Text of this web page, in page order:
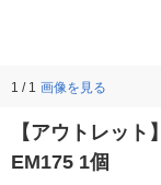
1 / 1 画像を見る
【アウトレッ
EM175 1個